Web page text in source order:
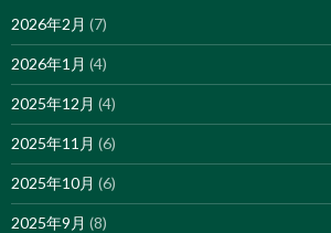
2026年2月 (7)
2026年1月 (4)
2025年12月 (4)
2025年11月 (6)
2025年10月 (6)
2025年9月 (8)